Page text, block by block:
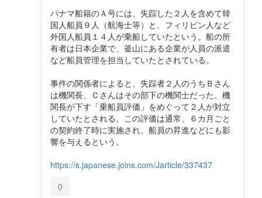
パナマ船籍のＡ号には、失踪した２人を含めて韓
国人船員９人（航海士等）と、フィリピン人など
外国人船員１４人が乗船していたという。船の所
有者は日本企業で、釜山にある企業が人員の派遣
など船員管理を担当していたとされている。
事件の関係者によると、失踪者２人のうちＢさん
は機関長、Ｃさんはその部下の機関士だった。機
関長が下す「乗船員評価」をめぐって２人が対立
していたとされる。この評価は通常、６カ月ごと
の契約終了時に実施され、船員の昇進などにも影
響を与えるという。
https://s.japanese.joins.com/Jarticle/337437
0